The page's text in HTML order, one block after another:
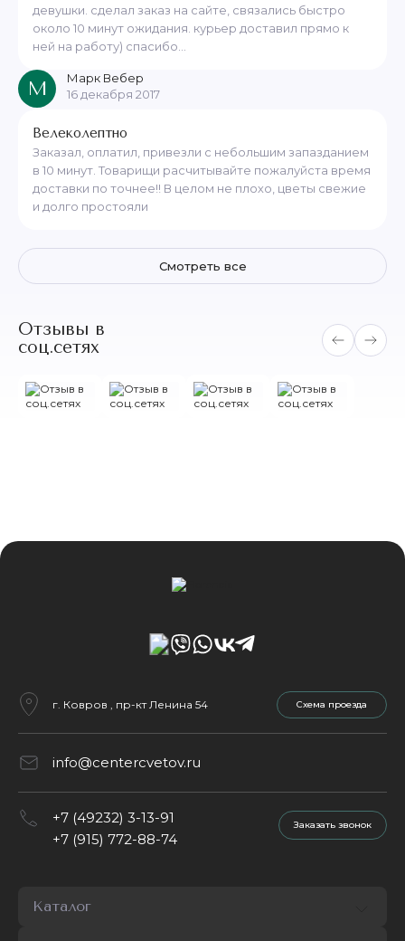
Смотреть все
девушки. сделал заказ на сайте, связались быстро
около 10 минут ожидания. курьер доставил прямо к
ней на работу) спасибо...
М
Марк Вебер
16 декабря 2017
Велеколептно
Заказал, оплатил, привезли с небольшим запазданием
в 10 минут. Товарищи расчитывайте пожалуйста время
доставки по точнее!! В целом не плохо, цветы свежие
и долго простояли
Отзывы в
соц.сетях
г. Ковров , пр-кт Ленина 54 Cхема проезда
info@centercvetov.ru
+7 (49232) 3-13-91
+7 (915) 772-88-74
Заказать звонок
Каталог